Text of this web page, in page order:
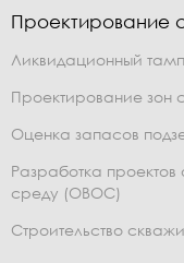
Проектирование
Ликвидационный
Проектирование зон
Оценка запасов
Разработка
среду (ОВОС)
Строительство